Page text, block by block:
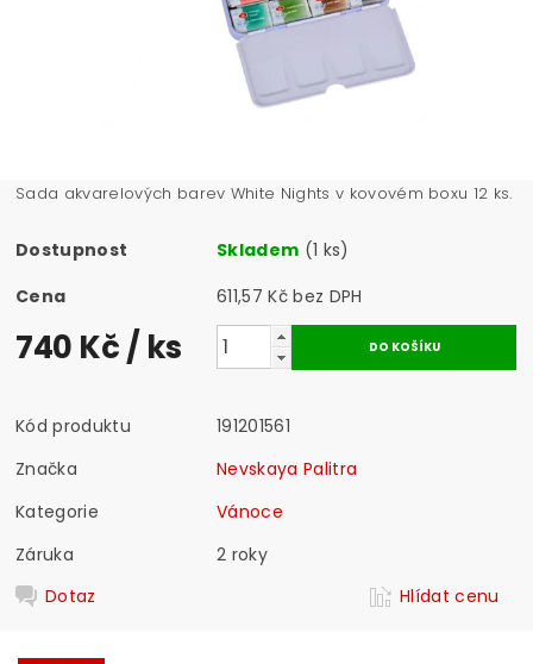
Sada akvarelových barev White Nights v kovovém boxu 12 ks.
Dostupnost Skladem (1 ks)
Cena
611,57 Kč bez DPH
740 Kč/ ks
Kód produktu
191201561
Značka
Nevskaya Palitra
Kategorie
Vánoce
Záruka
2 roky
Dotaz
Hlídat cenu